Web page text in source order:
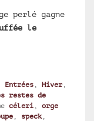
perlé gagne
le
Entrées Hiver,
restes de
céleri
orge
speck